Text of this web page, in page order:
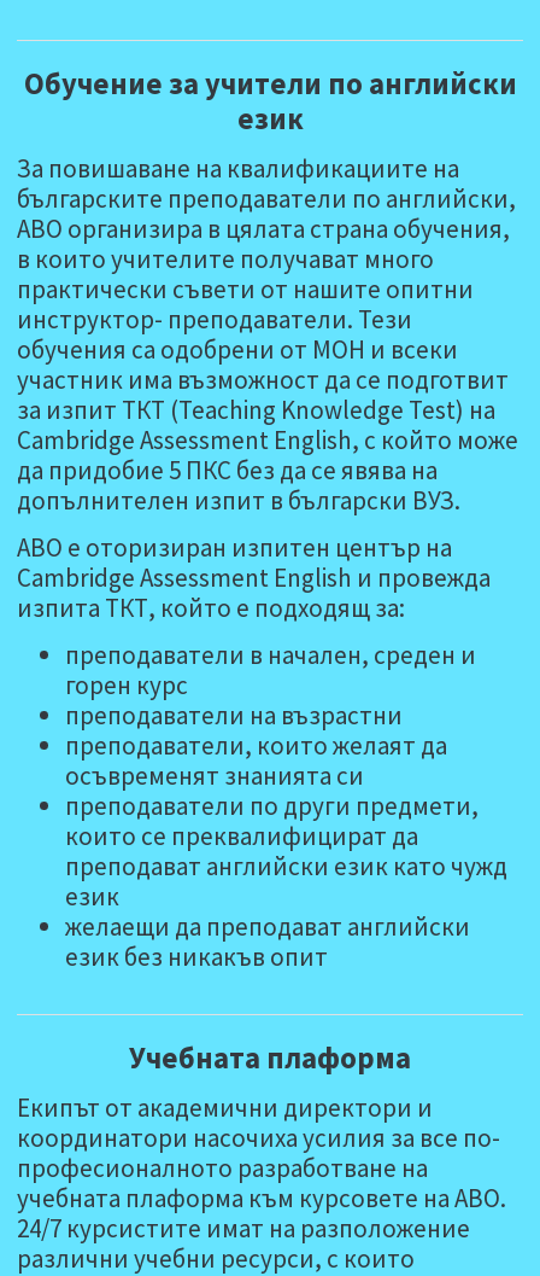
Обучение за учители по английски
език
За повишаване на квалификациите на
българските преподаватели по английски,
АВО организира в цялата страна обучения,
в които учителите получават много
практически съвети от нашите опитни
инструктор- преподаватели. Тези
обучения са одобрени от МОН и всеки
участник има възможност да се подготвит
за изпит ТКТ (Teaching Knowledge Test) на
Cambridge Assessment English, с който може
да придобие 5 ПКС без да се явява на
допълнителен изпит в български ВУЗ.
АВО е оторизиран изпитен център на
Cambridge Assessment English и провежда
изпита ТКТ, който е подходящ за:
преподаватели в начален, среден и
горен курс
преподаватели на възрастни
преподаватели, които желаят да
осъвременят знанията си
преподаватели по други предмети,
които се преквалифицират да
преподават английски език като чужд
език
желаещи да преподават английски
език без никакъв опит
Учебната плаформа
Екипът от академични директори и
координатори насочиха усилия за все по-
професионалното разработване на
учебната плаформа към курсовете на АВО.
24/7 курсистите имат на разположение
различни учебни ресурси, с които